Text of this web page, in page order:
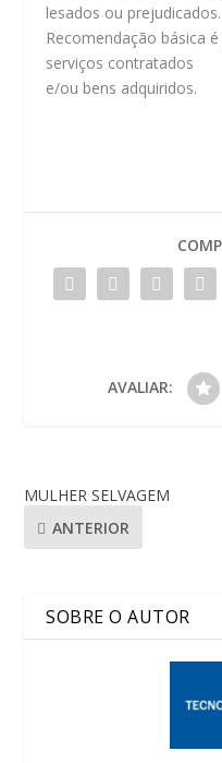
lesados ou prejudicados.
Recomendação básica
serviços contratados
e/ou bens adquiridos.
AVALIAR:
MULHER SELVAGEM
ANTERIOR
SOBRE O AUTOR